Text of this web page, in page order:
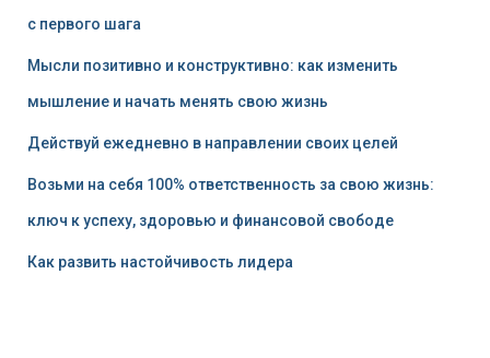
с первого шага
Мысли позитивно и конструктивно: как изменить
мышление и начать менять свою жизнь
Действуй ежедневно в направлении своих целей
Возьми на себя 100% ответственность за свою жизнь:
ключ к успеху, здоровью и финансовой свободе
Как развить настойчивость лидера